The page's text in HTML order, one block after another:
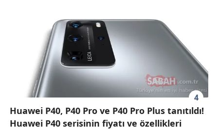
4
Huawei P40, P40 Pro ve P40 Pro Plus tanıtıldı!
Huawei P40 serisinin fiyatı ve özellikleri